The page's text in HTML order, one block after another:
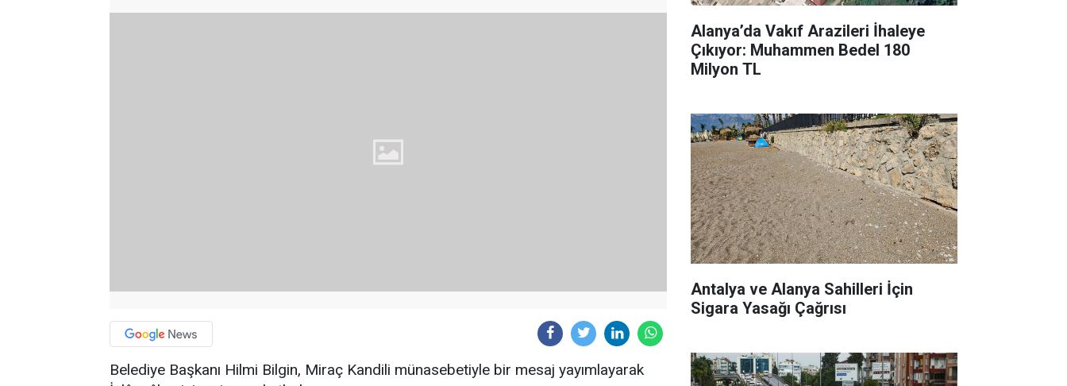
Belediye Başkanı Hilmi Bilgin, Miraç Kandili münasebetiyle bir mesaj yayımlayarak
Alanya’da Vakıf Arazileri İhaleye
Çıkıyor: Muhammen Bedel 180
Milyon TL
Antalya ve Alanya Sahilleri İçin
Sigara Yasağı Çağrısı